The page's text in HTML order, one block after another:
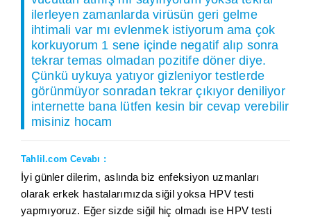
ilerleyen zamanlarda virüsün geri gelme
ihtimali var mı evlenmek istiyorum ama çok
korkuyorum 1 sene içinde negatif alıp sonra
tekrar temas olmadan pozitife döner diye.
Çünkü uykuya yatıyor gizleniyor testlerde
görünmüyor sonradan tekrar çıkıyor deniliyor
internette bana lütfen kesin bir cevap verebilir
misiniz hocam
Tahlil.com Cevabı :
İyi günler dilerim, aslında biz enfeksiyon uzmanları
olarak erkek hastalarımızda siğil yoksa HPV testi
yapmıyoruz. Eğer sizde siğil hiç olmadı ise HPV testi